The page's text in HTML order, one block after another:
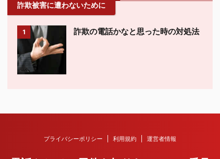
詐欺被害に遭わないために
1 詐欺の電話かなと思った時の対処法
プライバシーポリシー 利用規約 運営者情報